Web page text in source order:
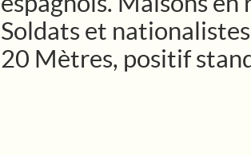
Soldats et
20 Mètres, positif